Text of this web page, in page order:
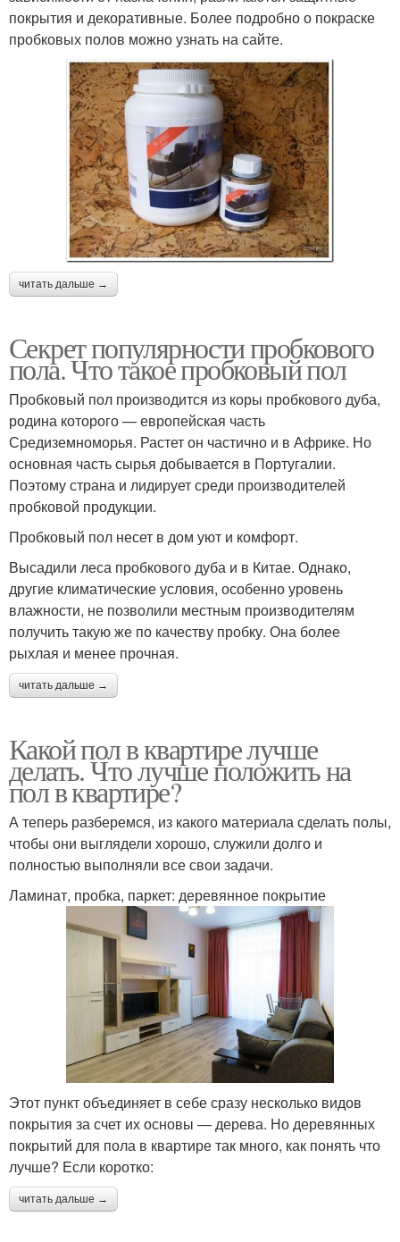
покрытия и декоративные. Более подробно о покраске
пробковых полов можно узнать на сайте.
читать дальше →
Секрет популярности пробкового
пола. Что такое пробковый пол
Пробковый пол производится из коры пробкового дуба,
родина которого — европейская часть
Средиземноморья. Растет он частично и в Африке. Но
основная часть сырья добывается в Португалии.
Поэтому страна и лидирует среди производителей
пробковой продукции.
Пробковый пол несет в дом уют и комфорт.
Высадили леса пробкового дуба и в Китае. Однако,
другие климатические условия, особенно уровень
влажности, не позволили местным производителям
получить такую же по качеству пробку. Она более
рыхлая и менее прочная.
читать дальше →
Какой пол в квартире лучше
делать. Что лучше положить на
пол в квартире?
А теперь разберемся, из какого материала сделать полы,
чтобы они выглядели хорошо, служили долго и
полностью выполняли все свои задачи.
Ламинат, пробка, паркет: деревянное покрытие
Этот пункт объединяет в себе сразу несколько видов
покрытия за счет их основы — дерева. Но деревянных
покрытий для пола в квартире так много, как понять что
лучше? Если коротко:
читать дальше →